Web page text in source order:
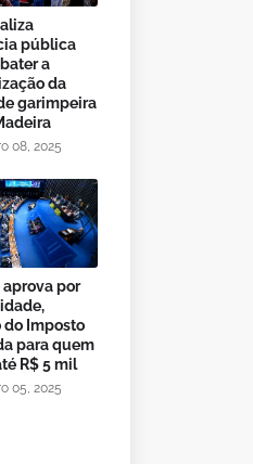
pública
a
da
garimpeira
08, 2025
aprova por
do Imposto
para quem
R$ 5 mil
05, 2025